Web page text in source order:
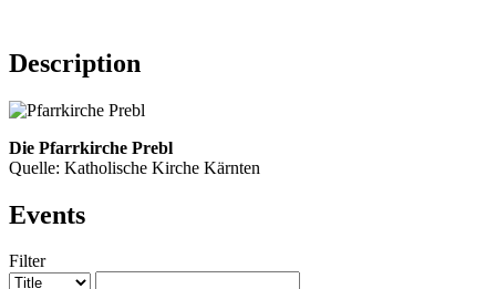
Description
Die Pfarrkirche Prebl
Quelle: Katholische Kirche Kärnten
Events
Filter